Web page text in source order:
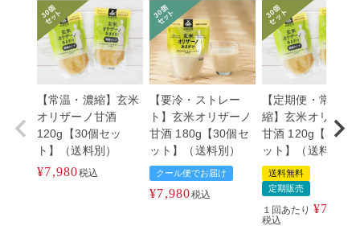
【常温・濃縮】玄米
オリザーノ甘酒
120g【30個セッ
ト】（送料別）
¥7,980税込
【要冷・ストレー
ト】玄米オリザーノ
甘酒 180g【30個セ
ット】（送料別）
クール便でお届け
¥7,980税込
【定期便・常温濃
縮】玄米オリザー
甘酒 120g【30個
ット】（送料込）
送料無料
定期販売
１回あたり ¥7,840
税込